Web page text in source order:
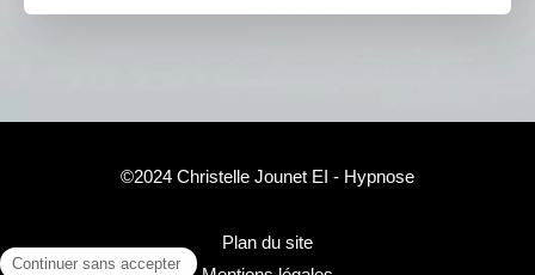
©2024 Christelle Jounet EI - Hypnose
Plan du site